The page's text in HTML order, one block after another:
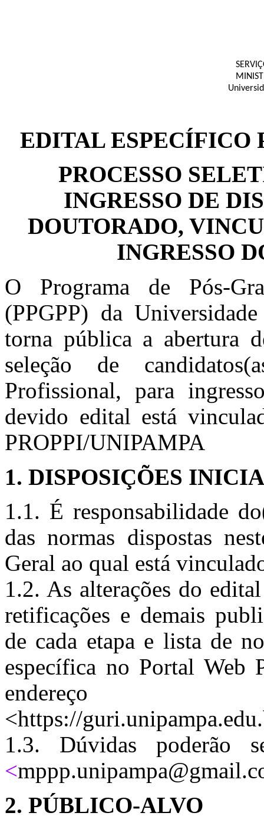
EDITAL ESPECÍFICO
PROCESSO
INGRESSO DE
DOUTORADO,
INGRESSO
O Programa de Pós-
(PPGPP) da
torna pública a abertura
seleção de
Profissional, para
devido edital está
PROPPI/UNIPAMPA
1. DISPOSIÇÕES
1.1. É responsabilidade
das normas dispostas
Geral ao qual está
1.2. As alterações do
retificações e demais
de cada etapa e lista de
específica no Portal Web
<https://
1.3. Dúvidas poderão
<
2. PÚBLICO-ALVO